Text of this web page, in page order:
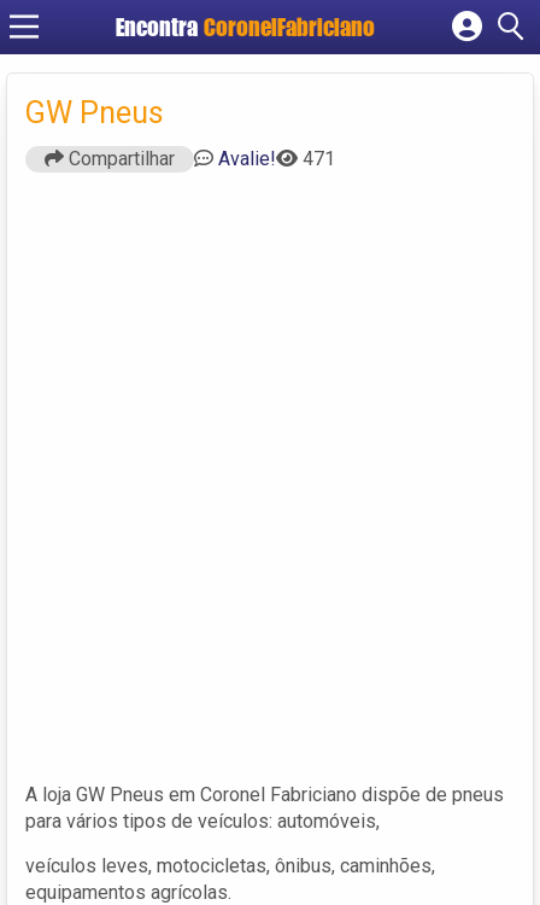
Encontra CoronelFabriciano
Cadastrar empresa
GW Pneus
Compartilhar Avalie! 471
A loja GW Pneus em Coronel Fabriciano dispõe de pneus
para vários tipos de veículos: automóveis,
veículos leves, motocicletas, ônibus, caminhões,
equipamentos agrícolas.